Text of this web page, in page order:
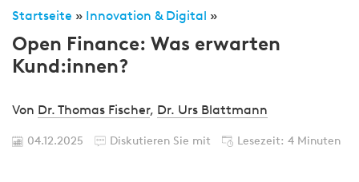
Startseite » Innovation & Digital »
Open Finance: Was erwarten
Kund:innen?
Von Dr. Thomas Fischer, Dr. Urs Blattmann
04.12.2025 Diskutieren Sie mit Lesezeit: 4 Minuten